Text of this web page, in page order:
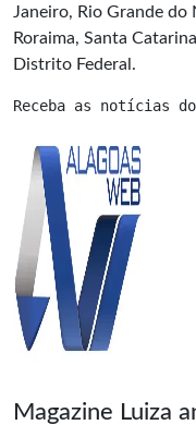
Janeiro, Rio Grande do
Roraima, Santa
Distrito Federal.
Receba as notícias do
Magazine Luiza